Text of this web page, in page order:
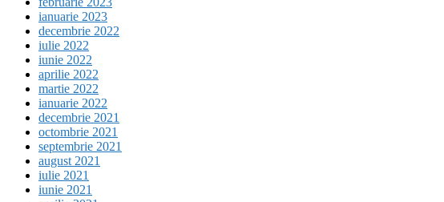
ianuarie 2023
decembrie 2022
iulie 2022
iunie 2022
aprilie 2022
martie 2022
ianuarie 2022
decembrie 2021
octombrie 2021
septembrie 2021
august 2021
iulie 2021
iunie 2021